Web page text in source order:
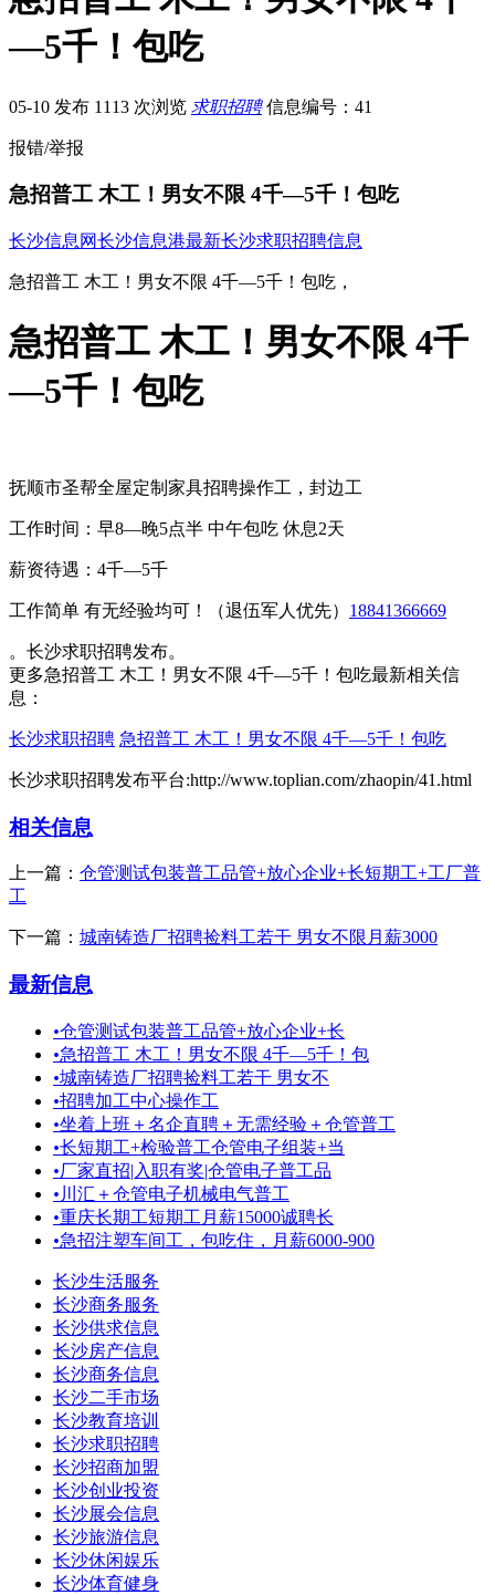
—5千！包吃
05-10 发布 1113 次浏览 求职招聘 信息编号：41
报错/举报
急招普工 木工！男女不限 4千—5千！包吃
长沙信息网长沙信息港最新长沙求职招聘信息
急招普工 木工！男女不限 4千—5千！包吃，
急招普工 木工！男女不限 4千
—5千！包吃
抚顺市圣帮全屋定制家具招聘操作工，封边工
工作时间：早8—晚5点半 中午包吃 休息2天
薪资待遇：4千—5千
工作简单 有无经验均可！（退伍军人优先） 18841366669
。长沙求职招聘发布。
更多急招普工 木工！男女不限 4千—5千！包吃最新相关信
息：
长沙求职招聘 急招普工 木工！男女不限 4千—5千！包吃
长沙求职招聘发布平台:http://www.toplian.com/zhaopin/41.html
相关信息
上一篇： 仓管测试包装普工品管+放心企业+长短期工+工厂普
工
下一篇： 城南铸造厂招聘捡料工若干 男女不限月薪3000
最新信息
•仓管测试包装普工品管+放心企业+长
•急招普工 木工！男女不限 4千—5千！包
•城南铸造厂招聘捡料工若干 男女不
•招聘加工中心操作工
•坐着上班＋名企直聘＋无需经验＋仓管普工
•长短期工+检验普工仓管电子组装+当
•厂家直招|入职有奖|仓管电子普工品
• 川汇＋仓管电子机械电气普工
•重庆长期工短期工月薪15000诚聘长
•急招注塑车间工，包吃住，月薪6000-900
长沙生活服务
长沙商务服务
长沙供求信息
长沙房产信息
长沙商务信息
长沙二手市场
长沙教育培训
长沙求职招聘
长沙招商加盟
长沙创业投资
长沙展会信息
长沙旅游信息
长沙休闲娱乐
长沙体育健身